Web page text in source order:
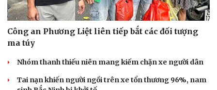
Du lịch
Săn Tour
check-in
Đọc truyện đêm khuya
Cửa sổ tình yêu
Kể chuyện cho bé
Công an Phương Liệt liên tiếp bắt các đối tượng
ma túy
Nhóm thanh thiếu niên mang kiếm chặn xe người dân
Tai nạn khiến người ngồi trên xe tổn thương 96%, nam